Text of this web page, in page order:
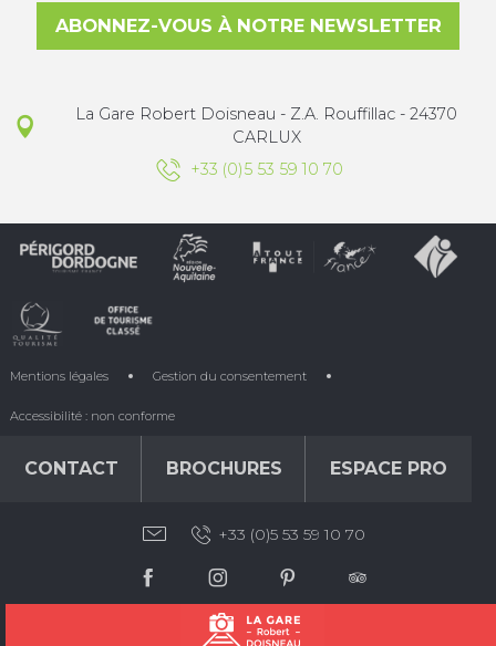
ABONNEZ-VOUS À NOTRE NEWSLETTER
La Gare Robert Doisneau - Z.A. Rouffillac - 24370
CARLUX
+33 (0)5 53 59 10 70
Mentions légales Gestion du consentement
Accessibilité : non conforme
CONTACT BROCHURES ESPACE PRO
+33 (0)5 53 59 10 70